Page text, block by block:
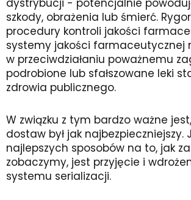
dystrybucji - potencjalnie
szkody, obrażenia lub śmierć.
procedury kontroli jakości
systemy jakości farmaceutycznej
w przeciwdziałaniu poważnemu
podrobione lub sfałszowane leki
zdrowia publicznego.
W związku z tym bardzo ważne
dostaw był jak najbezpieczniejszy.
najlepszych sposobów na to, jak
zobaczymy, jest przyjęcie i
systemu serializacji.